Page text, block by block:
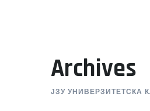
Archives
ЈЗУ УНИВЕРЗИТЕТСКА